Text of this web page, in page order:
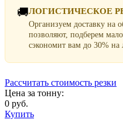
🚚ЛОГИСТИЧЕСКОЕ
Организуем доставку на
позволяют, подберем
сэкономит вам до 30% на
Рассчитать стоимость резки
Цена за тонну:
0 руб.
Купить